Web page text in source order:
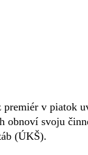
premiér v piatok
obnoví svoju
(ÚKŠ).